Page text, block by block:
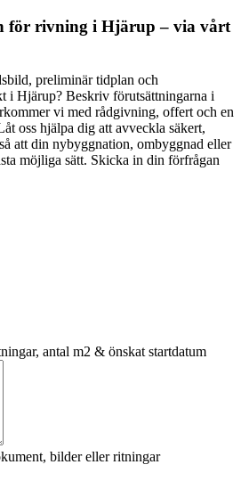
för rivning i Hjärup – via vårt
preliminär tidplan och
i Hjärup? Beskriv förutsättningarna i
vi med rådgivning, offert och en
oss hjälpa dig att avveckla säkert,
att din nybyggnation, ombyggnad eller
möjliga sätt. Skicka in din förfrågan
antal m2 & önskat startdatum
bilder eller ritningar